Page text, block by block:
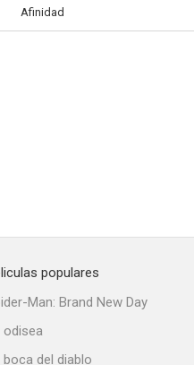
Afinidad
populares
Man: Brand New Day
odisea
boca del diablo